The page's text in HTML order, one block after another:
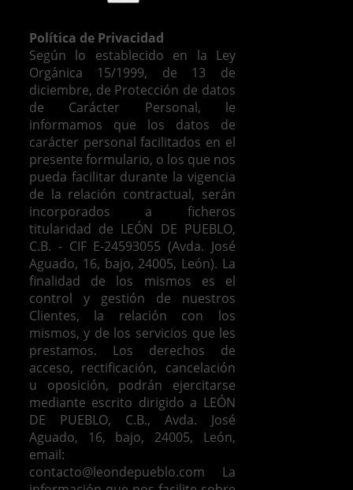
Política de Privacidad
Según lo establecido en la Ley
Orgánica 15/1999, de 13 de
diciembre, de Protección de datos
de Carácter Personal, le
informamos que los datos de
carácter personal facilitados en el
presente formulario, o los que nos
pueda facilitar durante la vigencia
de la relación contractual, serán
incorporados a ficheros
titularidad de LEÓN DE PUEBLO,
C.B. - CIF E-24593055 (Avda. José
Aguado, 16, bajo, 24005, León). La
finalidad de los mismos es el
control y gestión de nuestros
Clientes, la relación con los
mismos, y de los servicios que les
prestamos.
Los derechos de
acceso, rectificación, cancelación
u oposición, podrán ejercitarse
mediante escrito dirigido a LEÓN
DE PUEBLO, C.B., Avda. José
Aguado, 16, bajo, 24005, León,
email:
contacto@leondepueblo.com
La